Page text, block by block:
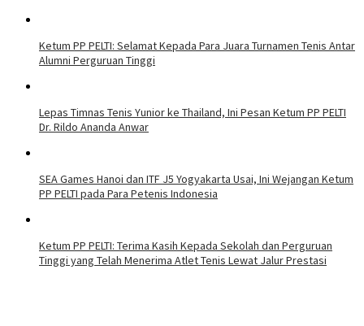
Ketum PP PELTI: Selamat Kepada Para Juara Turnamen Tenis Antar
Alumni Perguruan Tinggi
Lepas Timnas Tenis Yunior ke Thailand, Ini Pesan Ketum PP PELTI
Dr. Rildo Ananda Anwar
SEA Games Hanoi dan ITF J5 Yogyakarta Usai, Ini Wejangan Ketum
PP PELTI pada Para Petenis Indonesia
Ketum PP PELTI: Terima Kasih Kepada Sekolah dan Perguruan
Tinggi yang Telah Menerima Atlet Tenis Lewat Jalur Prestasi